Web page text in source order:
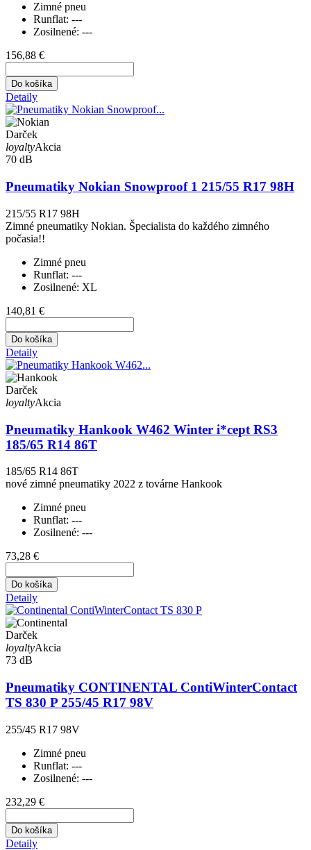
Zimné pneu
Runflat: ---
Zosilnené: ---
156,88 €
Do košíka
Detaily
Darček
loyaltyAkcia
70 dB
Pneumatiky Nokian Snowproof 1 215/55 R17 98H
215/55 R17 98H
Zimné pneumatiky Nokian. Špecialista do každého zimného
počasia!!
Zimné pneu
Runflat: ---
Zosilnené: XL
140,81 €
Do košíka
Detaily
Darček
loyaltyAkcia
Pneumatiky Hankook W462 Winter i*cept RS3
185/65 R14 86T
185/65 R14 86T
nové zimné pneumatiky 2022 z továrne Hankook
Zimné pneu
Runflat: ---
Zosilnené: ---
73,28 €
Do košíka
Detaily
Darček
loyaltyAkcia
73 dB
Pneumatiky CONTINENTAL ContiWinterContact
TS 830 P 255/45 R17 98V
255/45 R17 98V
Zimné pneu
Runflat: ---
Zosilnené: ---
232,29 €
Do košíka
Detaily